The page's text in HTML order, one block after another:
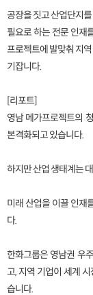
공장을 짓고 산업단지
필요로 하는 전문 인재
프로젝트에 발맞춰 지
기잡니다.
[리포트]
영남 메가프로젝트의
본격화되고 있습니다.
하지만 산업 생태계는
미래 산업을 이끌 인재
다.
한화그룹은 영남권 우
고, 지역 기업이 세계
습니다.